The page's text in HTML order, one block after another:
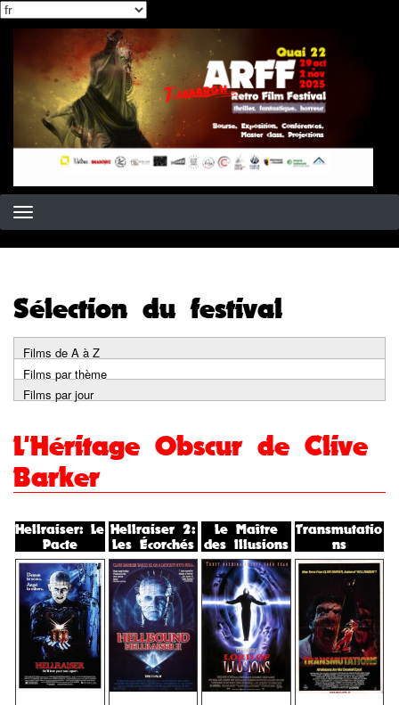
au
contenu
principal
Select
your
Sélection du festival
Primary
tabs
Films de A à Z
Films par thème
Films par jour
L'Héritage Obscur de Clive
Barker
Hellraiser: Le
Pacte
Hellraiser 2:
Les Écorchés
Le Maître
des Illusions
Transmutatio
ns